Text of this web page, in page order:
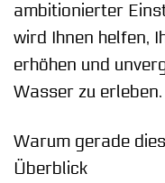
ambitionierter
wird Ihnen helfen,
erhöhen und
Wasser zu erleben.
Warum gerade
Überblick